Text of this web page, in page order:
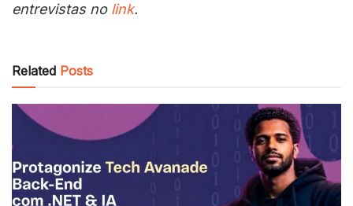
entrevistas no link.
Related Posts